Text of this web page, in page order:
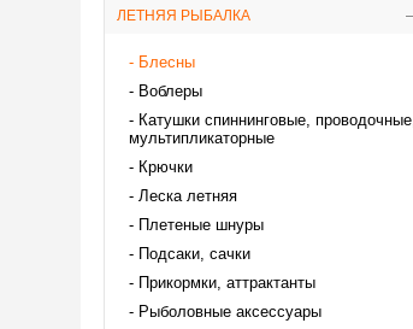
ЛЕТНЯЯ РЫБАЛКА
Блесны
Воблеры
Катушки спиннинговые, проводочные,
мультипликаторные
Крючки
Леска летняя
Плетеные шнуры
Подсаки, сачки
Прикормки, аттрактанты
Рыболовные аксессуары